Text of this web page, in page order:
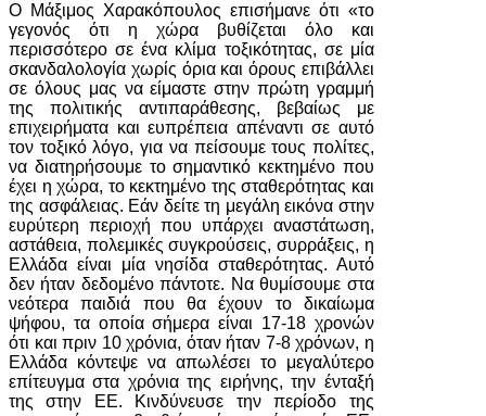
Ο Μάξιμος Χαρακόπουλος επισήμανε ότι «το
γεγονός ότι η χώρα βυθίζεται όλο και
περισσότερο σε ένα κλίμα τοξικότητας, σε μία
σκανδαλολογία χωρίς όρια και όρους επιβάλλει
σε όλους μας να είμαστε στην πρώτη γραμμή
της πολιτικής αντιπαράθεσης, βεβαίως με
επιχειρήματα και ευπρέπεια απέναντι σε αυτό
τον τοξικό λόγο, για να πείσουμε τους πολίτες,
να διατηρήσουμε το σημαντικό κεκτημένο που
έχει η χώρα, το κεκτημένο της σταθερότητας και
της ασφάλειας. Εάν δείτε τη μεγάλη εικόνα στην
ευρύτερη περιοχή που υπάρχει αναστάτωση,
αστάθεια, πολεμικές συγκρούσεις, συρράξεις, η
Ελλάδα είναι μία νησίδα σταθερότητας. Αυτό
δεν ήταν δεδομένο πάντοτε. Να θυμίσουμε στα
νεότερα παιδιά που θα έχουν το δικαίωμα
ψήφου, τα οποία σήμερα είναι 17-18 χρονών
ότι και πριν 10 χρόνια, όταν ήταν 7-8 χρόνων, η
Ελλάδα κόντεψε να απωλέσει το μεγαλύτερο
επίτευγμα στα χρόνια της ειρήνης, την ένταξή
της στην ΕΕ. Κινδύνευσε την περίοδο της